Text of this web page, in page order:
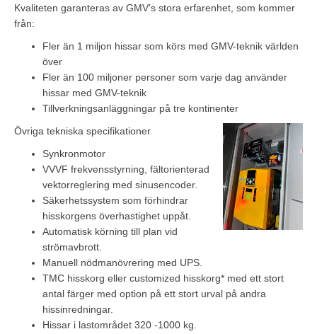
Kvaliteten garanteras av GMV’s stora erfarenhet, som kommer
från:
Fler än 1 miljon hissar som körs med GMV-teknik världen
över
Fler än 100 miljoner personer som varje dag använder
hissar med GMV-teknik
Tillverkningsanläggningar på tre kontinenter
Övriga tekniska specifikationer
Synkronmotor
VVVF frekvensstyrning, fältorienterad
vektorreglering med sinusencoder.
Säkerhetssystem som förhindrar
hisskorgens överhastighet uppåt.
Automatisk körning till plan vid
strömavbrott.
Manuell nödmanövrering med UPS.
TMC hisskorg eller customized hisskorg* med ett stort
antal färger med option på ett stort urval på andra
hissinredningar.
Hissar i lastområdet 320 -1000 kg.